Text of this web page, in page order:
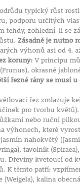
,
typický růst
podporu určitých
tehdy, zohlední-li se
Zásadně je nutno
výhonů asi od 4.
koruny:V principu
okrasné
řezné rány se musí
řez zmlazuje
pro tvorbu
nebo ruční
výhonech, které
jasmín nahokvětý
tavolník
Dřeviny kvetoucí od
K těmto patří:
(Weigela), kalina